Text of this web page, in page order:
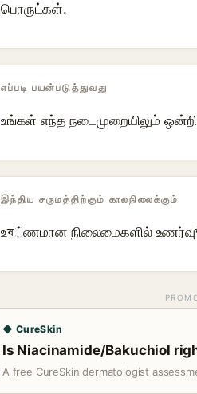
பொருட்கள்.
எப்படி பயன்படுத்துவது
உங்கள் எந்த நடைமுறையிலும்
இந்திய சருமத்திற்கும் காலநிலைக்கும்
உষ்ணமான நிலைமைகளில்
◆ CureSkin
Is Niacinamide/Bakuchiol
A free CureSkin dermatologist